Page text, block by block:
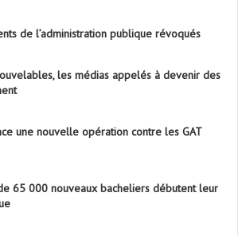
de l’administration publique révoqués
les médias appelés à devenir des
une nouvelle opération contre les GAT
65 000 nouveaux bacheliers débutent leur